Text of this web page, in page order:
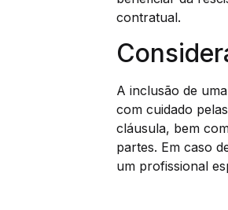
contratual.
A inclusão de
com cuidado
cláusula, bem
partes. Em caso
um profissional